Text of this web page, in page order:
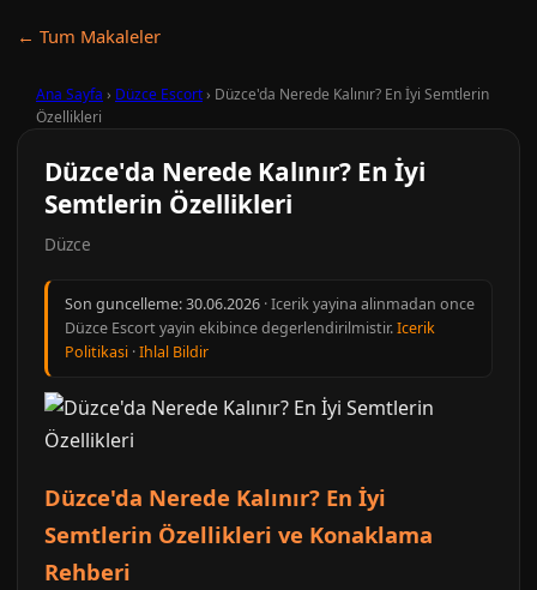
← Tum Makaleler
Ana Sayfa › Düzce Escort› Düzce'da Nerede Kalınır? En İyi Semtlerin
Özellikleri
Düzce'da Nerede Kalınır? En İyi
Semtlerin Özellikleri
Düzce
Son guncelleme:30.06.2026 · Icerik yayina alinmadan once
Düzce Escort yayin ekibince degerlendirilmistir.Icerik
Politikasi ·Ihlal Bildir
Düzce'da Nerede Kalınır? En İyi
Semtlerin Özellikleri ve Konaklama
Rehberi